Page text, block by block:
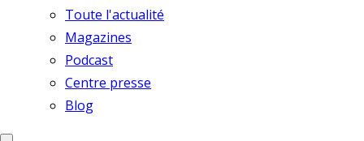
Toute l'actualité
Magazines
Podcast
Centre presse
Blog